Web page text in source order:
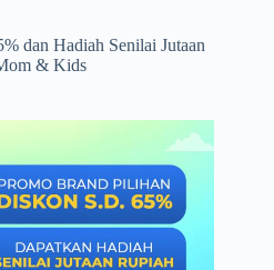
dan Hadiah Senilai Jutaan
& Kids